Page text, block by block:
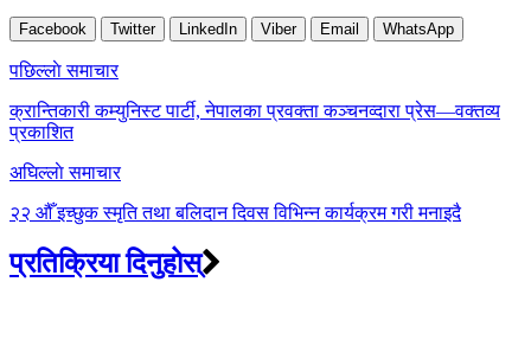
Facebook Twitter LinkedIn Viber Email WhatsApp
Post
navigation
पछिल्लाे समाचार
क्रान्तिकारी कम्युनिस्ट पार्टी, नेपालका प्रवक्ता कञ्चनव्दारा प्रेस—वक्तव्य
प्रकाशित
अघिल्लाे समाचार
२२ औँ इच्छुक स्मृति तथा बलिदान दिवस विभिन्न कार्यक्रम गरी मनाइदै
प्रतिक्रिया दिनुहोस्